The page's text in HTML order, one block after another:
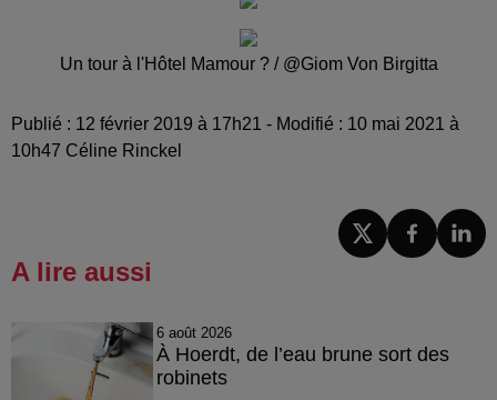
Un tour à l'Hôtel Mamour ? / @Giom Von Birgitta
Publié : 12 février 2019 à 17h21 - Modifié : 10 mai 2021 à
10h47 Céline Rinckel
A lire aussi
6 août 2026
À Hoerdt, de l’eau brune sort des
robinets